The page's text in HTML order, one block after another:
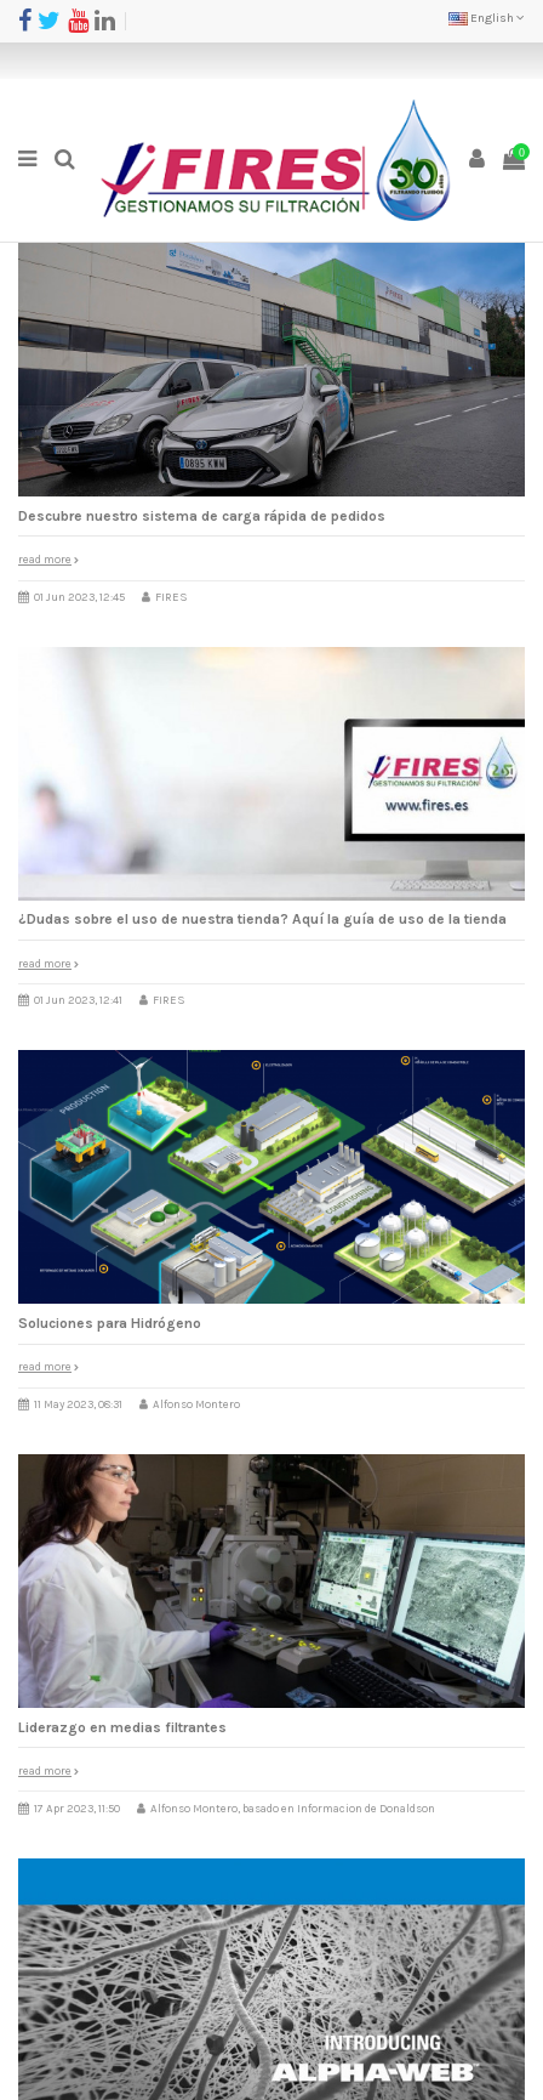
English
0
Descubre nuestro sistema de carga rápida de pedidos
read more
01 Jun 2023, 12:45 FIRES
¿Dudas sobre el uso de nuestra tienda? Aquí la guía de uso de la tienda
read more
01 Jun 2023, 12:41 FIRES
Soluciones para Hidrógeno
read more
11 May 2023, 08:31 Alfonso Montero
Liderazgo en medias filtrantes
read more
17 Apr 2023, 11:50 Alfonso Montero, basado en Informacion de Donaldson